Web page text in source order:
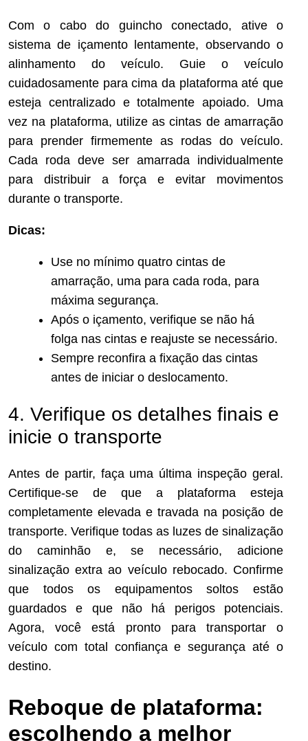
Com o cabo do guincho conectado, ative o
sistema de içamento lentamente, observando o
alinhamento do veículo. Guie o veículo
cuidadosamente para cima da plataforma até que
esteja centralizado e totalmente apoiado. Uma
vez na plataforma, utilize as cintas de amarração
para prender firmemente as rodas do veículo.
Cada roda deve ser amarrada individualmente
para distribuir a força e evitar movimentos
durante o transporte.
Dicas:
Use no mínimo quatro cintas de
amarração, uma para cada roda, para
máxima segurança.
Após o içamento, verifique se não há
folga nas cintas e reajuste se necessário.
Sempre reconfira a fixação das cintas
antes de iniciar o deslocamento.
4. Verifique os detalhes finais e
inicie o transporte
Antes de partir, faça uma última inspeção geral.
Certifique-se de que a plataforma esteja
completamente elevada e travada na posição de
transporte. Verifique todas as luzes de sinalização
do caminhão e, se necessário, adicione
sinalização extra ao veículo rebocado. Confirme
que todos os equipamentos soltos estão
guardados e que não há perigos potenciais.
Agora, você está pronto para transportar o
veículo com total confiança e segurança até o
destino.
Reboque de plataforma:
escolhendo a melhor